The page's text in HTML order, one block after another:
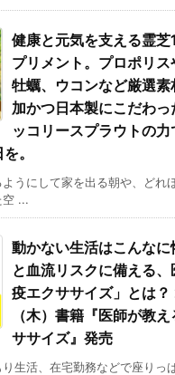
健康と元気を支える霊
プリメント。プロポリス
牡蠣、ウコンなど厳選
加かつ日本製にこだわ
ッコリースプラウトの
。
うにして家を出る朝や、どれ
空 ...
動かない生活はこんな
と血流リスクに備える
疫エクササイズ」とは
（木）書籍『医師が教
ササイズ』発売
生活、在宅勤務などで座りっ